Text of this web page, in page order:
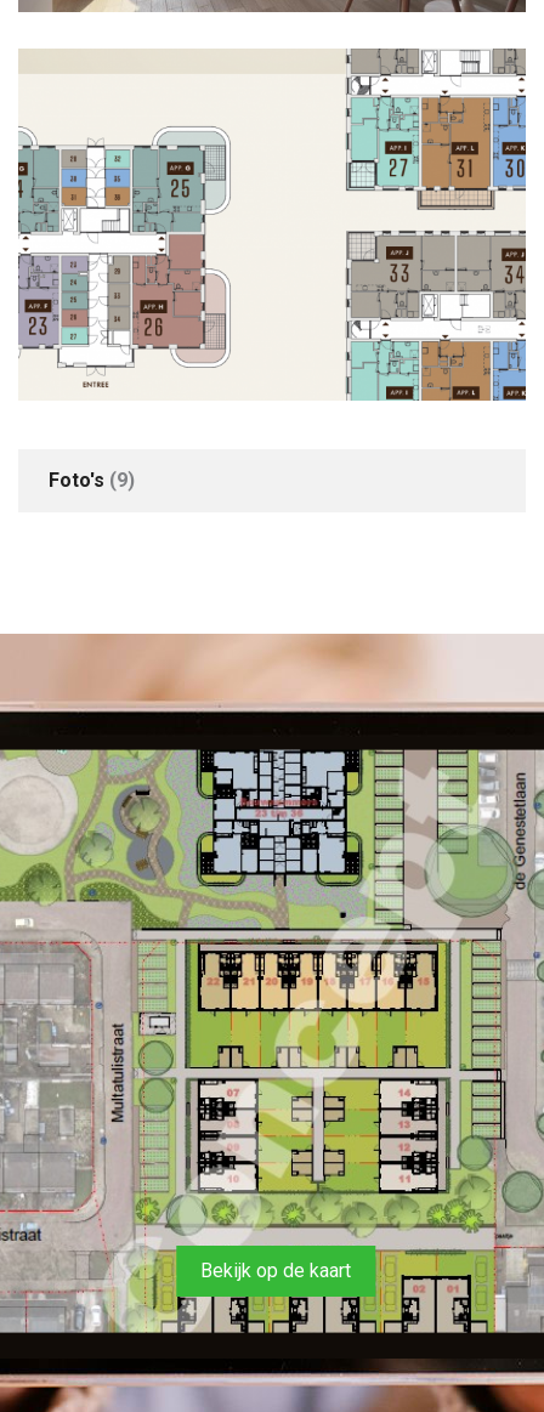
In woonwijk
Parkeren
Parkeer mogelijkheden
Openbaar parkeren
Foto's (9)
Bekijk op de kaart